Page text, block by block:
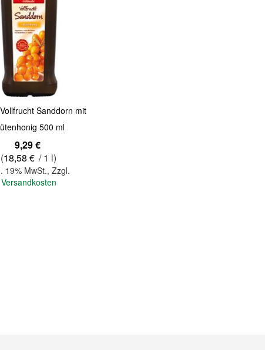
Sanddorn mit
500 ml
9,29 €
(18,58 € / 1 l)
19% MwSt., Zzgl.
Versandkosten